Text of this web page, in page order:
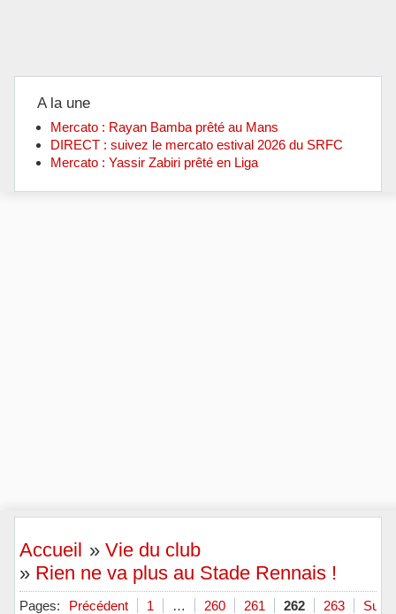
A la une
Mercato : Rayan Bamba prêté au Mans
DIRECT : suivez le mercato estival 2026 du SRFC
Mercato : Yassir Zabiri prêté en Liga
Accueil »Vie du club
» Rien ne va plus au Stade Rennais !
Pages: Précédent 1 … 260 261 262 263